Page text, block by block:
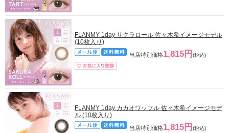
FLANMY 1day サクラロール 佐々木希イメージモデル
(10枚入り)
当店特別価格1,815円 (税込)
FLANMY 1day カカオワッフル 佐々木希イメージモデ
ル (10枚入り)
当店特別価格1,815円 (税込)